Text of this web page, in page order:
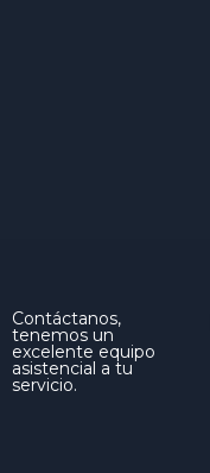
Contáctanos,
tenemos un
excelente equipo
asistencial a tu
servicio.